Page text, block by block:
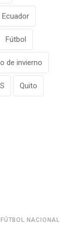
Ecuador
Fútbol
de invierno
Quito
FÚTBOL NACIONAL